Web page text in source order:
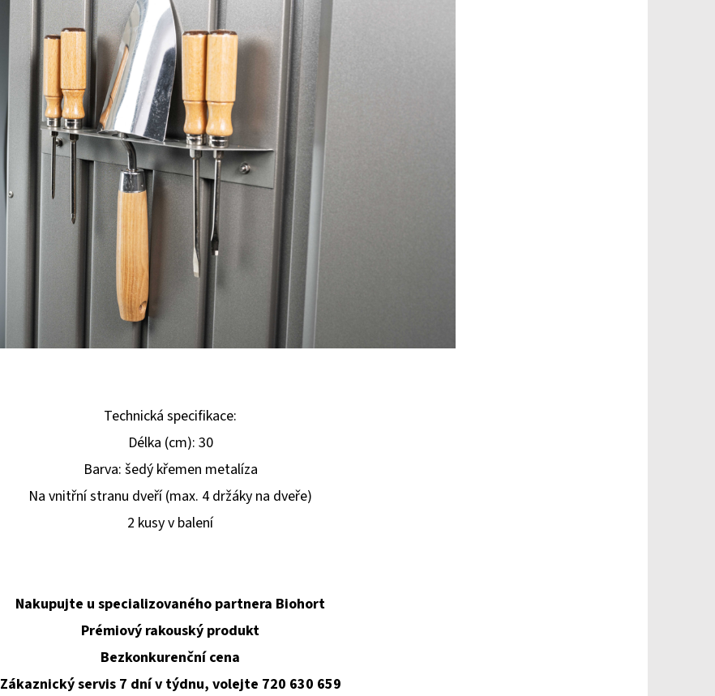
Technická specifikace:
Délka (cm): 30
Barva: šedý křemen metalíza
Na vnitřní stranu dveří (max. 4 držáky na dveře)
2 kusy v balení
Nakupujte u specializovaného partnera Biohort
Prémiový rakouský produkt
Bezkonkurenční cena
Zákaznický servis 7 dní v týdnu, volejte 720 630 659